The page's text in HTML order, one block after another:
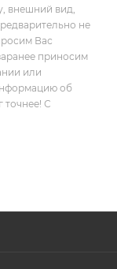
внешний вид,
не
Вас
приносим
или
об
точнее! С